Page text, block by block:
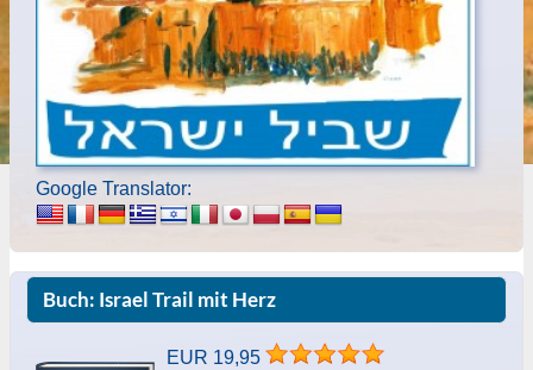
Google Translator:
Buch: Israel Trail mit Herz
EUR 19,95